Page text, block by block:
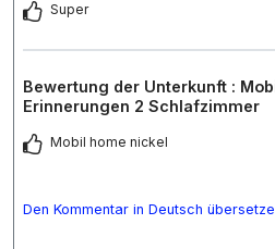
Super
Bewertung der Unterkunft :
Erinnerungen 2 Schlafzimmer
Mobil home nickel
Den Kommentar in Deutsch